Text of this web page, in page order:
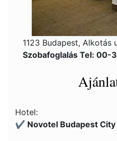
1123 Budapest, Alkotás
Szobafoglalás Tel: 00-
Hotel:
✔️ Novotel Budapest